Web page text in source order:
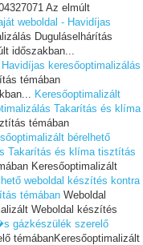
Az elmúlt
weboldal - Havidíjas
Duguláselhárítás
időszakban...
keresőoptimalizálás
témában
Keresőoptimalizált
Takarítás és klíma
témában
bérelhető
Takarítás és klíma tisztítás
Keresőoptimalizált
weboldal készítés kontra
témában Weboldal
Weboldal készítés
gázkészülék szerelő
témábanKeresőoptimalizált